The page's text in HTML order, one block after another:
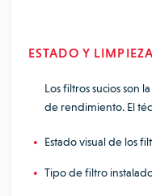
ESTADO Y
Los filtros sucios son
de rendimiento. El
Estado visual de los
Tipo de filtro